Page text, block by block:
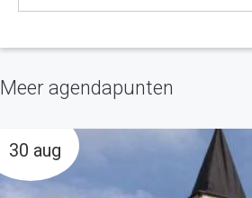
Meer agendapunten
30 aug